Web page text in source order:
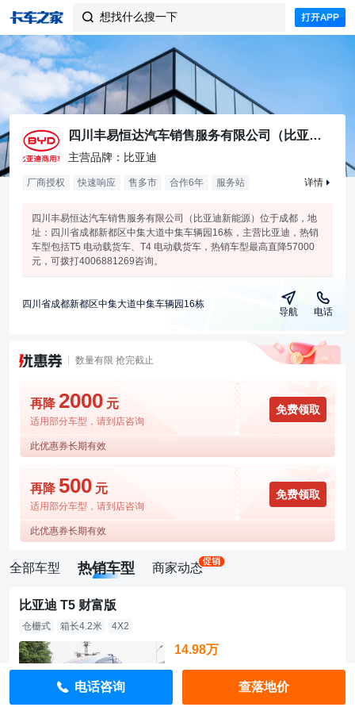
 想找什么搜一下
四川丰易恒达汽车销售服务有限公司（比亚迪新能源）
主营品牌：比亚迪
厂商授权 快速响应 售多市 合作6年 服务站 详情
四川丰易恒达汽车销售服务有限公司（比亚迪新能源）位于成都，地
址：四川省成都新都区中集大道中集车辆园16栋，主营比亚迪，热销
车型包括T5 电动载货车、T4 电动载货车，热销车型最高直降57000
元，可拨打4006881269咨询。
四川省成都新都区中集大道中集车辆园16栋
导航 电话
数量有限 抢完截止
再降 2000 元
适用部分车型，请到店咨询
免费领取
此优惠券长期有效
再降 500 元
适用部分车型，请到店咨询
免费领取
此优惠券长期有效
全部车型 热销车型 商家动态
比亚迪 T5 财富版
仓栅式 箱长4.2米 4X2
14.98万
直降51000元
指导价：20.08万
电话咨询 查落地价